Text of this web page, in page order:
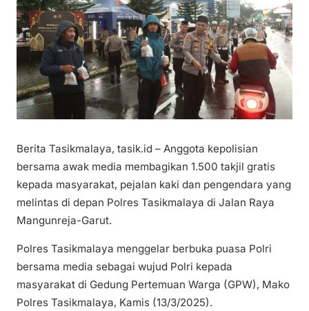
Berita Tasikmalaya, tasik.id – Anggota kepolisian
bersama awak media membagikan 1.500 takjil gratis
kepada masyarakat, pejalan kaki dan pengendara yang
melintas di depan Polres Tasikmalaya di Jalan Raya
Mangunreja-Garut.
Polres Tasikmalaya menggelar berbuka puasa Polri
bersama media sebagai wujud Polri kepada
masyarakat di Gedung Pertemuan Warga (GPW), Mako
Polres Tasikmalaya, Kamis (13/3/2025).